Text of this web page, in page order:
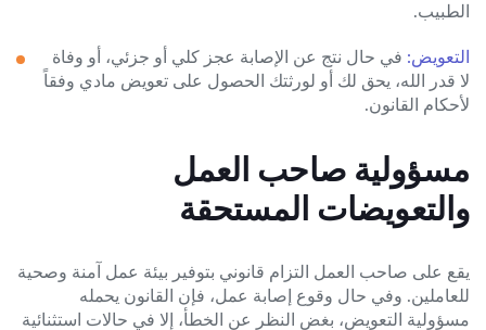
الطبيب.
التعويض: في حال نتج عن الإصابة عجز كلي أو جزئي، أو وفاة
لا قدر الله، يحق لك أو لورثتك الحصول على تعويض مادي وفقاً
لأحكام القانون.
مسؤولية صاحب العمل
والتعويضات المستحقة
يقع على صاحب العمل التزام قانوني بتوفير بيئة عمل آمنة وصحية
للعاملين. وفي حال وقوع إصابة عمل، فإن القانون يحمله
مسؤولية التعويض، بغض النظر عن الخطأ، إلا في حالات استثنائية